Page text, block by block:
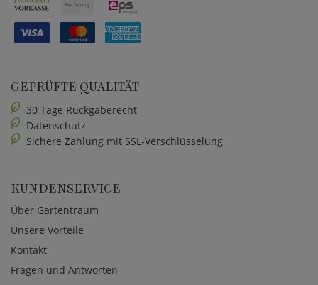
GEPRÜFTE QUALITÄT
30 Tage Rückgaberecht
Datenschutz
Sichere Zahlung mit SSL-Verschlüsselung
KUNDENSERVICE
Über Gartentraum
Unsere Vorteile
Kontakt
Fragen und Antworten